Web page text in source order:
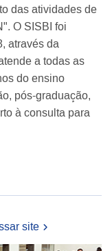
das atividades de
O SISBI foi
através da
a todas as
do ensino
pós-graduação,
à consulta para
site